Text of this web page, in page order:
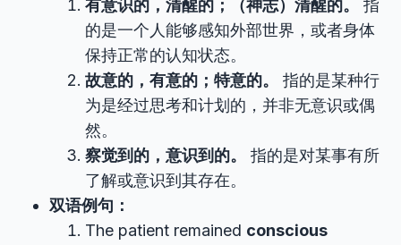
有意识的，清醒的；（神志）清醒的。
指
的是一个人能够感知外部世界，或者身体
保持正常的认知状态。
故意的，有意的；特意的。
指的是某种行
为是经过思考和计划的，并非无意识或偶
然。
察觉到的，意识到的。
指的是对某事有所
了解或意识到其存在。
双语例句：
The patient remained conscious